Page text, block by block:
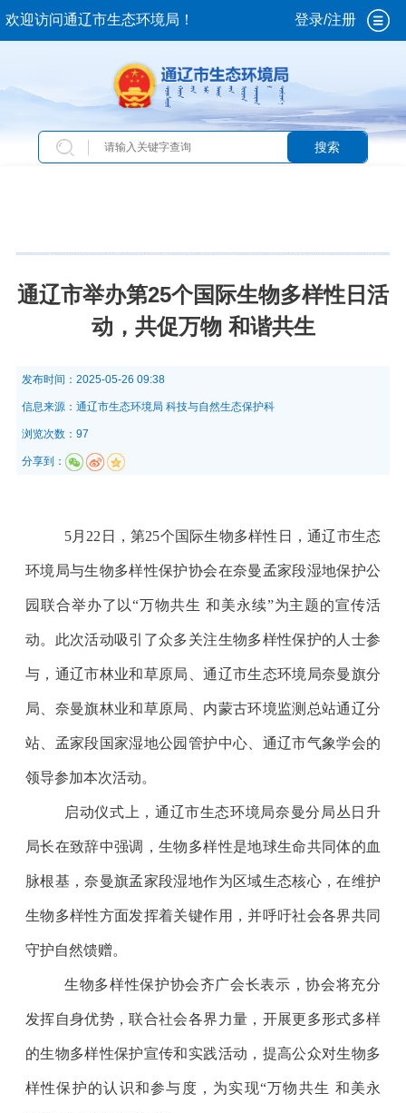
欢迎访问通辽市生态环境局！ 登录/注册
搜索
通辽市举办第25个国际生物多样性日活
动，共促万物 和谐共生
发布时间： 2025-05-26 09:38
信息来源： 通辽市生态环境局 科技与自然生态保护科
浏览次数：97
分享到：
5月22日，第25个国际生物多样性日，通辽市生态
环境局与生物多样性保护协会在奈曼孟家段湿地保护公
园联合举办了以“万物共生 和美永续”为主题的宣传活
动。此次活动吸引了众多关注生物多样性保护的人士参
与，通辽市林业和草原局、通辽市生态环境局奈曼旗分
局、奈曼旗林业和草原局、内蒙古环境监测总站通辽分
站、孟家段国家湿地公园管护中心、通辽市气象学会的
领导参加本次活动。
启动仪式上，通辽市生态环境局奈曼分局丛日升
局长在致辞中强调，生物多样性是地球生命共同体的血
脉根基，奈曼旗孟家段湿地作为区域生态核心，在维护
生物多样性方面发挥着关键作用，并呼吁社会各界共同
守护自然馈赠。
生物多样性保护协会齐广会长表示，协会将充分
发挥自身优势，联合社会各界力量，开展更多形式多样
的生物多样性保护宣传和实践活动，提高公众对生物多
样性保护的认识和参与度，为实现“万物共生 和美永